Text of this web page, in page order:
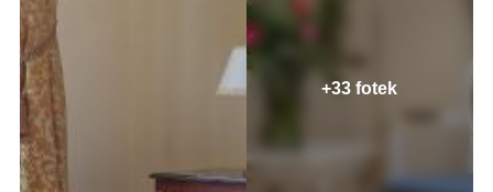
+33 fotek